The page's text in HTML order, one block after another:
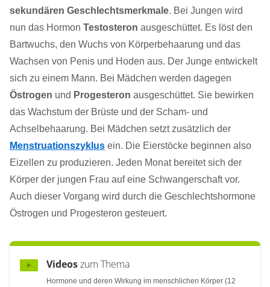
sekundären Geschlechtsmerkmale. Bei Jungen wird
nun das Hormon Testosteron ausgeschüttet. Es löst den
Bartwuchs, den Wuchs von Körperbehaarung und das
Wachsen von Penis und Hoden aus. Der Junge entwickelt
sich zu einem Mann. Bei Mädchen werden dagegen
Östrogen und Progesteron ausgeschüttet. Sie bewirken
das Wachstum der Brüste und der Scham- und
Achselbehaarung. Bei Mädchen setzt zusätzlich der
Menstruationszyklus ein. Die Eierstöcke beginnen also
Eizellen zu produzieren. Jeden Monat bereitet sich der
Körper der jungen Frau auf eine Schwangerschaft vor.
Auch dieser Vorgang wird durch die Geschlechtshormone
Östrogen und Progesteron gesteuert.
Videoszum Thema
Hormone und deren Wirkung im menschlichen Körper (12